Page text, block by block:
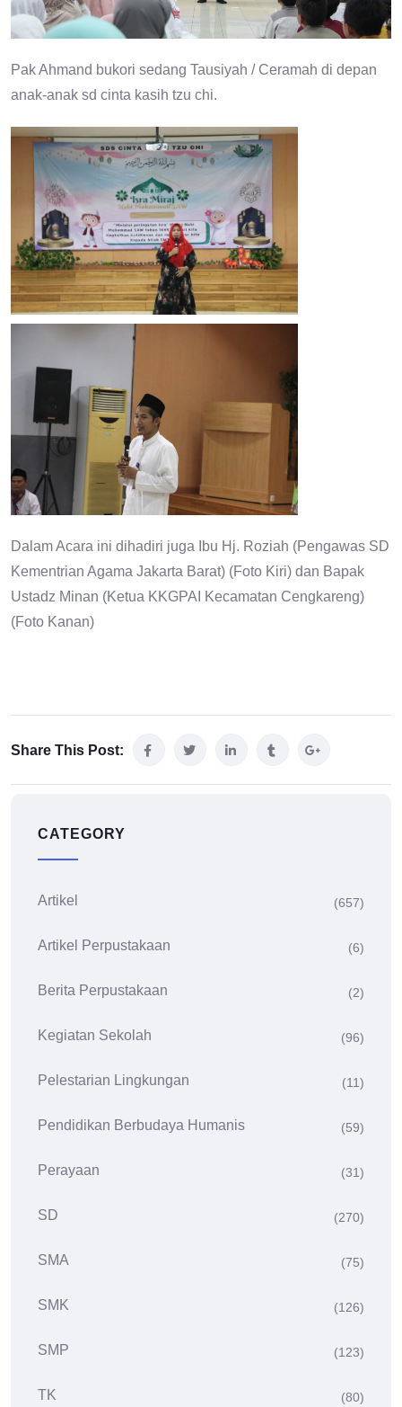
Pak Ahmand bukori sedang Tausiyah / Ceramah di depan
anak-anak sd cinta kasih tzu chi.
Dalam Acara ini dihadiri juga Ibu Hj. Roziah (Pengawas SD
Kementrian Agama Jakarta Barat) (Foto Kiri) dan Bapak
Ustadz Minan (Ketua KKGPAI Kecamatan Cengkareng)
(Foto Kanan)
Share This Post:
CATEGORY
Artikel (657)
Artikel Perpustakaan (6)
Berita Perpustakaan (2)
Kegiatan Sekolah (96)
Pelestarian Lingkungan (11)
Pendidikan Berbudaya Humanis (59)
Perayaan (31)
SD (270)
SMA (75)
SMK (126)
SMP (123)
TK (80)